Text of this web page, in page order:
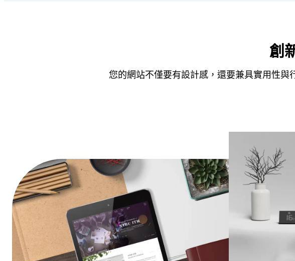
創
您的網站不僅要有設計感，還要兼具實用性